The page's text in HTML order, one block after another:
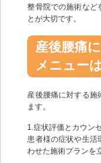
整骨院での施術など
とが大切です。
産後腰痛
メニュー
産後腰痛に対する施
ます。
1.症状評価とカウン
患者様の症状や生活
わせた施術プランを